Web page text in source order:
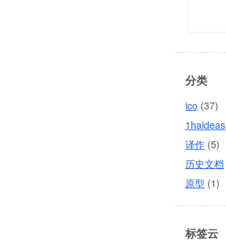
分类
ico (37)
1haideas
译作 (5)
历史文档
原型 (1)
标签云